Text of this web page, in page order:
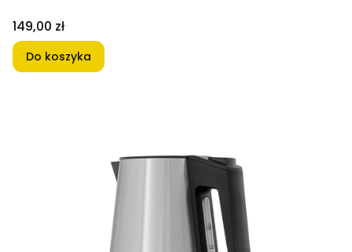
Cena
149,00 zł
Do koszyka